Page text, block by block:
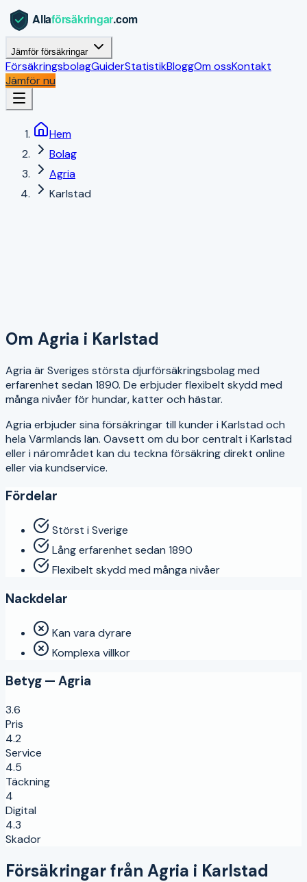
Jämför försäkringar
FörsäkringsbolagGuiderStatistikBloggOm ossKontakt
Jämför nu
Hem
Bolag
Agria
Karlstad
Om Agria i Karlstad
Agria är Sveriges största djurförsäkringsbolag med
erfarenhet sedan 1890. De erbjuder flexibelt skydd med
många nivåer för hundar, katter och hästar.
Agria erbjuder sina försäkringar till kunder i Karlstad och
hela Värmlands län. Oavsett om du bor centralt i Karlstad
eller i närområdet kan du teckna försäkring direkt online
eller via kundservice.
Fördelar
Störst i Sverige
Lång erfarenhet sedan 1890
Flexibelt skydd med många nivåer
Nackdelar
Kan vara dyrare
Komplexa villkor
Betyg — Agria
3.6
Pris
4.2
Service
4.5
Täckning
4
Digital
4.3
Skador
Försäkringar från Agria i Karlstad